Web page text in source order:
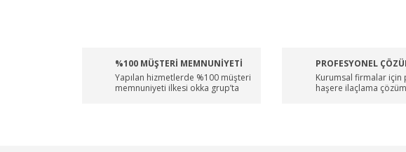
%100 MÜŞTERİ MEMNUNİYETİ
Yapılan hizmetlerde %100 müşteri
memnuniyeti ilkesi okka grup’ta
PROFESYONEL
Kurumsal firmalar için
haşere ilaçlama